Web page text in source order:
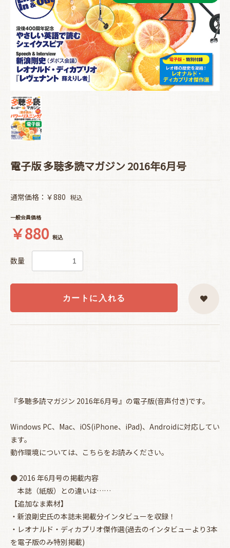
電子版 多聴多読マガジン 2016年6月号
通常価格：￥880 税込
一般会員価格
￥880 税込
数量
カートに入れる
お買い物を続ける
『多聴多読マガジン 2016年6月号』の電子版(音声付き)です。
Windows PC、Mac、iOS(iPhone、iPad)、Androidに対応してい
ます。
動作環境については、 こちらをお読みください。
● 2016 年6月号の掲載内容
本誌（紙版）との違いは……
【追加なま素材】
・新浪剛史氏の本誌未掲載分インタビューを収録！
・レオナルド・ディカプリオ傑作選(過去のインタビューより3本
を電子版のみ特別掲載)